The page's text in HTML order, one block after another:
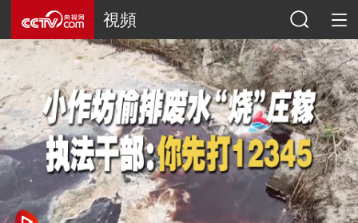
視頻